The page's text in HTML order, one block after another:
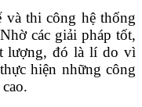
thi công hệ thống
các giải pháp tốt,
lượng, đó là lí do vì
hiện những công